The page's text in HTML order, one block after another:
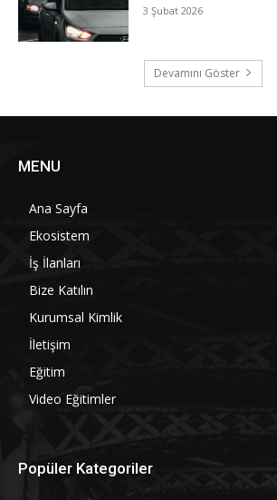
3 Şubat 2026
Devamını Göster
MENU
Ana Sayfa
Ekosistem
İş İlanları
Bize Katılın
Kurumsal Kimlik
İletişim
Eğitim
Video Eğitimler
Popüler Kategoriler